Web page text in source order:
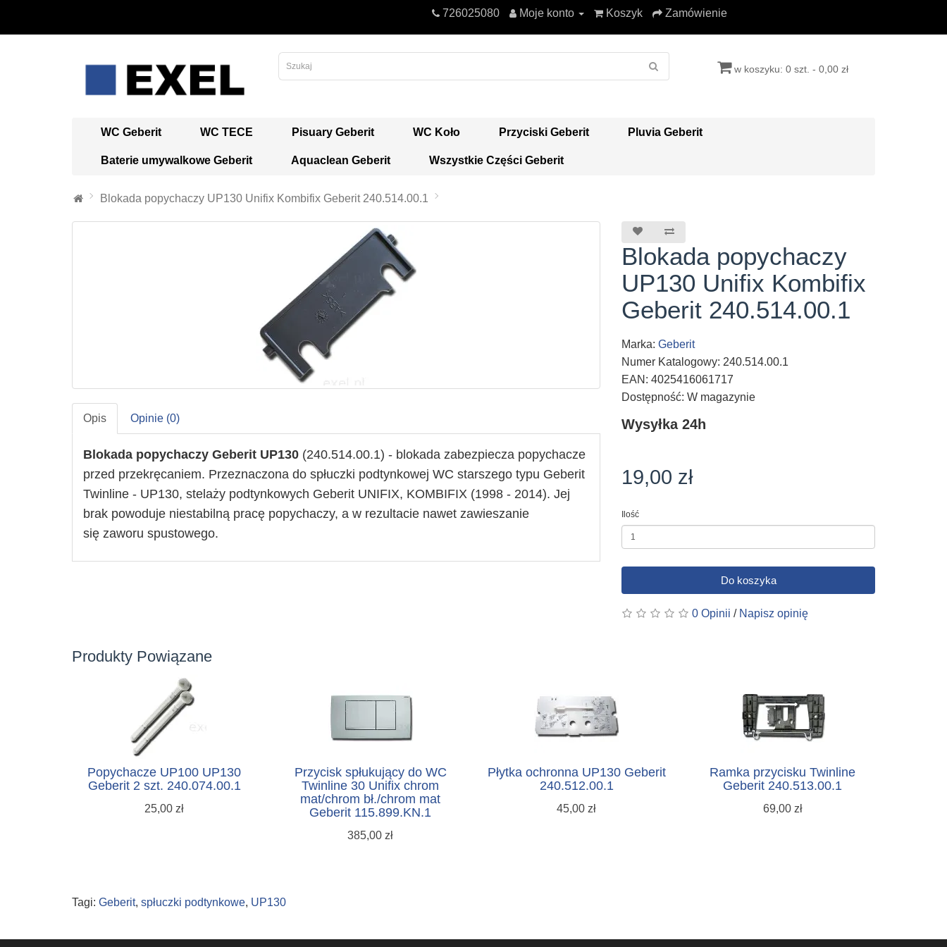
726025080 Moje konto Koszyk Zamówienie
w koszyku: 0 szt. - 0,00 zł
WC Geberit WC TECE Pisuary Geberit WC Koło Przyciski Geberit Pluvia Geberit
Baterie umywalkowe Geberit Aquaclean Geberit Wszystkie Części Geberit
Blokada popychaczy UP130 Unifix Kombifix Geberit 240.514.00.1
Opis Opinie (0)
Blokada popychaczy Geberit UP130 (240.514.00.1) - blokada zabezpiecza popychacze
przed przekręcaniem. Przeznaczona do spłuczki podtynkowej WC starszego typu Geberit
Twinline - UP130, stelaży podtynkowych Geberit UNIFIX, KOMBIFIX (1998 - 2014). Jej
brak powoduje niestabilną pracę popychaczy, a w rezultacie nawet zawieszanie
się zaworu spustowego.
Blokada popychaczy
UP130 Unifix Kombifix
Geberit 240.514.00.1
Marka: Geberit
Numer Katalogowy: 240.514.00.1
EAN: 4025416061717
Dostępność: W magazynie
Wysyłka 24h
19,00 zł
Ilość
Do koszyka
0 Opinii / Napisz opinię
Produkty Powiązane
Popychacze UP100 UP130
Geberit 2 szt. 240.074.00.1
25,00 zł
Przycisk spłukujący do WC
Twinline 30 Unifix chrom
mat/chrom bł./chrom mat
Geberit 115.899.KN.1
385,00 zł
Płytka ochronna UP130 Geberit
240.512.00.1
45,00 zł
Ramka przycisku Twinline
Geberit 240.513.00.1
69,00 zł
Tagi: Geberit, spłuczki podtynkowe, UP130